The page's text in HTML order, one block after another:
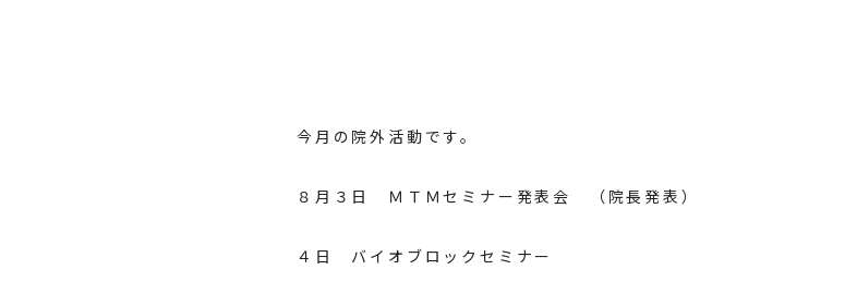
今月の院外活動です。
８月３日 ＭＴＭセミナー発表会 （院長発表）
４日 バイオブロックセミナー